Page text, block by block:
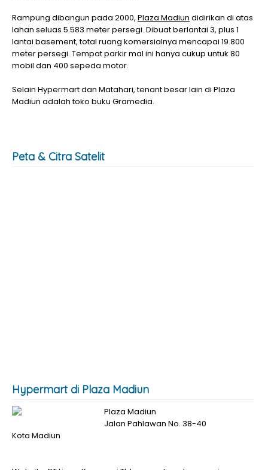
Rampung dibangun pada 2000, Plaza Madiun didirikan di atas
lahan seluas 5.583 meter persegi. Dibuat berlantai 3, plus 1
lantai basement, total ruang komersialnya mencapai 19.800
meter persegi. Tempat parkir mal ini hanya cukup untuk 80
mobil dan 400 sepeda motor.
Selain Hypermart dan Matahari, tenant besar lain di Plaza
Madiun adalah toko buku Gramedia.
Peta & Citra Satelit
Hypermart di Plaza Madiun
Plaza Madiun
Jalan Pahlawan No. 38-40
Kota Madiun